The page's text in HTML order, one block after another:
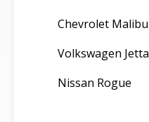
Chevrolet Malibu
Volkswagen Jetta
Nissan Rogue